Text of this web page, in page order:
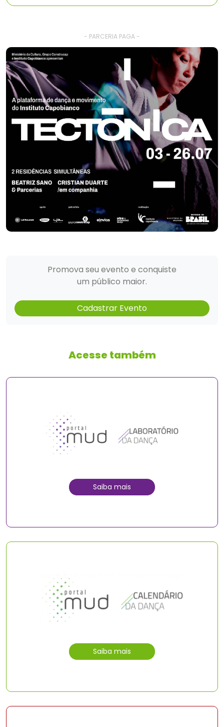
- PARCERIA PAGA -
Promova seu evento e conquiste
um público maior.
Cadastrar Evento
Acesse também
Saiba mais
Saiba mais